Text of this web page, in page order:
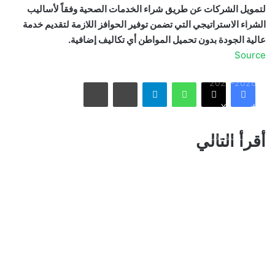
لتمويل الشركات عن طريق شراء الخدمات الصحية وفقاً لأساليب
الشراء الاستراتيجي التي تضمن توفير الحوافز اللازمة لتقديم خدمة
عالية الجودة بدون تحميل المواطن أي تكاليف إضافية.
Source
فيسبوك X
واتساب تيلقرام مشاركة عبر البريد طباعة
أقرأ التالي
أمريكا تشنّ الجولة الثالثة من ضرباتها الجوية على إيران رداً على
هجوم بمضيق هرمز
2026-2027
«المرشد الإيراني» يشعل العالم